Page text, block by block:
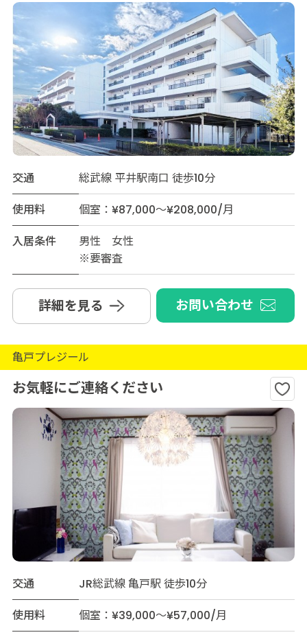
交通
総武線 平井駅南口 徒歩10分
使用料
個室：¥87,000～¥208,000/月
入居条件
男性 女性
※要審査
詳細を見る お問い合わせ
亀戸プレジール
お気軽にご連絡ください
交通
JR総武線 亀戸駅 徒歩10分
使用料
個室：¥39,000～¥57,000/月